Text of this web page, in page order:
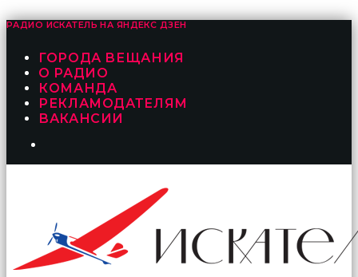
РАДИО ИСКАТЕЛЬ НА ЯНДЕКС ДЗЕН
ГОРОДА ВЕЩАНИЯ
О РАДИО
КОМАНДА
РЕКЛАМОДАТЕЛЯМ
ВАКАНСИИ